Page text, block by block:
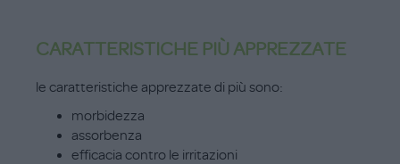
CARATTERISTICHE PIÙ APPREZZATE
le caratteristiche apprezzate di più sono:
morbidezza
assorbenza
efficacia contro le irritazioni